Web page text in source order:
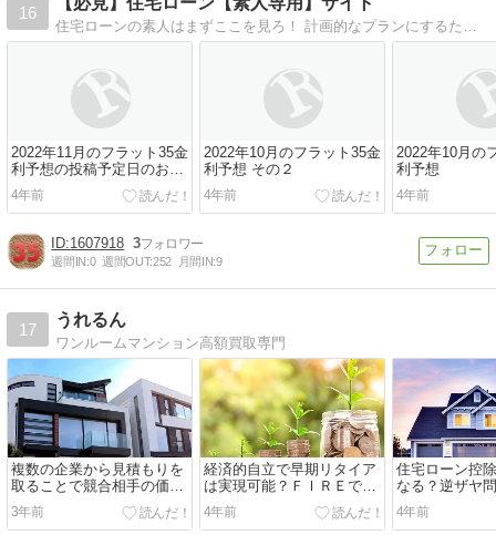
16
住宅ローンの素人はまずここを見ろ！ 計画的なプランにするために！
2022年11月のフラット35金
利予想の投稿予定日のお知
らせ
4年前
2022年10月のフラット35金
利予想 その２
4年前
2022年10月の
利予想
4年前
1607918 3
週間IN:0 週間OUT:252 月間IN:9
17
うれるん
ワンルームマンション高額買取専門
複数の企業から見積もりを
取ることで競合相手の価格
やサービスを比較する
3年前
経済的自立で早期リタイア
は実現可能？ＦＩＲＥで見
るライフプラン
4年前
住宅ローン控
なる？逆ザヤ
に税制改正の
4年前